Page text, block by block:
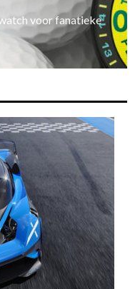
voor fanatieke